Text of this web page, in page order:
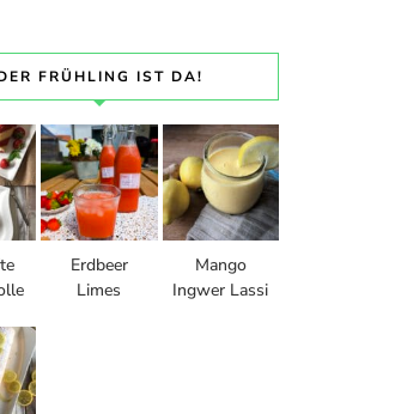
FRÜHLING IST DA!
Erdbeer
Limes
Mango
Ingwer Lassi